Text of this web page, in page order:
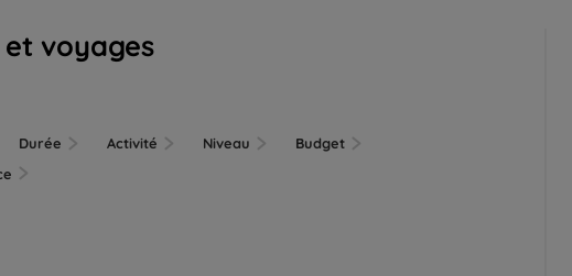
voyages
Durée Activité Niveau
Budget